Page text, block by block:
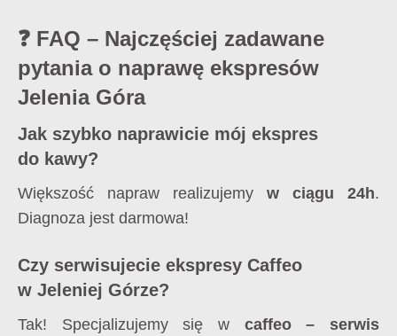
❓ FAQ – Najczęściej zadawane
pytania o naprawę ekspresów
Jelenia Góra
Jak szybko naprawicie mój ekspres
do kawy?
Większość napraw realizujemy w ciągu 24h.
Diagnoza jest darmowa!
Czy serwisujecie ekspresy Caffeo
w Jeleniej Górze?
Tak! Specjalizujemy się w caffeo – serwis